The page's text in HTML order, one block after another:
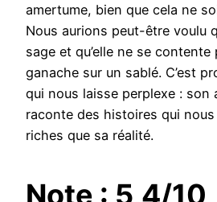
amertume, bien que cela ne
Nous aurions peut-être voulu
sage et qu’elle ne se contente
ganache sur un sablé. C’est
qui nous laisse perplexe : son
raconte des histoires qui
riches que sa réalité.
Note : 5,4/10